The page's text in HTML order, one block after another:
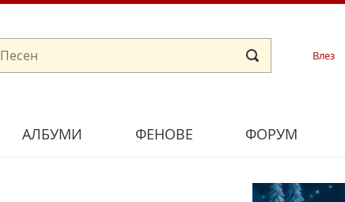
Влез
АЛБУМИ ФЕНОВЕ ФОРУМ